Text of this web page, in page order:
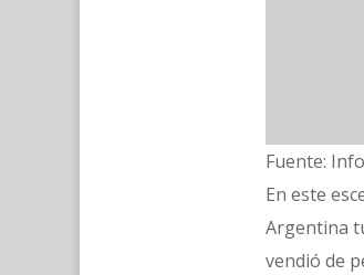
Fuente:
En este
Argentina
vendió de